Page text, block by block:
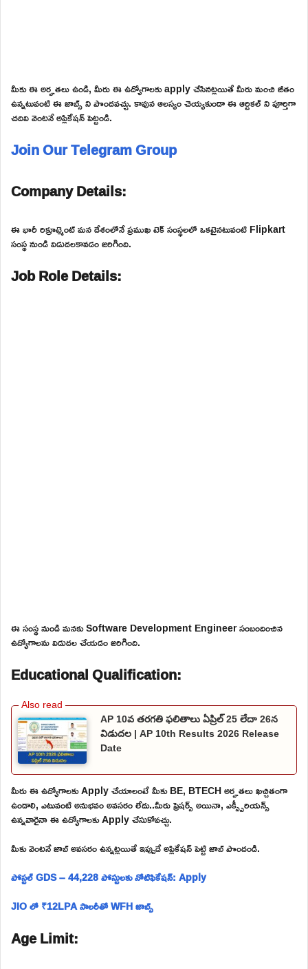
మీకు ఈ అర్హతలు ఉండి, మీరు ఈ ఉద్యోగాలకు apply చేసినట్లయితే మీరు మంచి జీతం
ఉన్నటువంటి ఈ జాబ్స్ ని పొందవచ్చు. కావున ఆలస్యం చెయ్యకుండా ఈ ఆర్టికల్ ని పూర్తిగా
చదివి వెంటనే అప్లికేషన్ పెట్టండి.
Join Our Telegram Group
Company Details:
ఈ భారీ రిక్రూట్మెంట్ మన దేశంలోనే ప్రముఖ టెక్ సంస్థలలో ఒకటైనటువంటి Flipkart
సంస్థ నుండి విడుదలకావడం జరిగింది.
Job Role Details:
ఈ సంస్థ నుండి మనకు Software Development Engineer సంబందించిన
ఉద్యోగాలను విడుదల చేయడం జరిగింది.
Educational Qualification:
AP 10వ తరగతి ఫలితాలు ఏప్రిల్ 25 లేదా 26న
విడుదల | AP 10th Results 2026 Release
Date
మీరు ఈ ఉద్యోగాలకు Apply చేయాలంటే మీకు BE, BTECH అర్హతలు ఖచ్చితంగా
ఉండాలి, ఎటువంటి అనుభవం అవసరం లేదు..మీరు ఫ్రెషర్స్ అయినా, ఎక్స్పీరియన్స్
ఉన్నవారైనా ఈ ఉద్యోగాలకు Apply చేసుకోవచ్చు.
మీకు వెంటనే జాబ్ అవసరం ఉన్నట్లయితే ఇప్పుడే అప్లికేషన్ పెట్టి జాబ్ పొందండి.
పోస్టల్ GDS – 44,228 పోస్టులకు నోటిఫికేషన్: Apply
JIO లో ₹12LPA సాలరీతో WFH జాబ్స్
Age Limit: